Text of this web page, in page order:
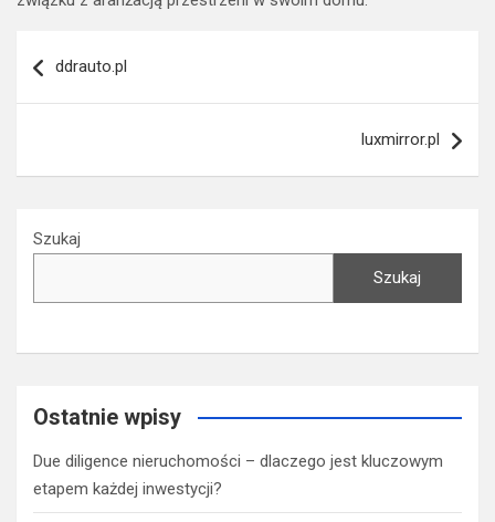
wpisu
ddrauto.pl
luxmirror.pl
Szukaj
Szukaj
Ostatnie wpisy
Due diligence nieruchomości – dlaczego jest kluczowym
etapem każdej inwestycji?